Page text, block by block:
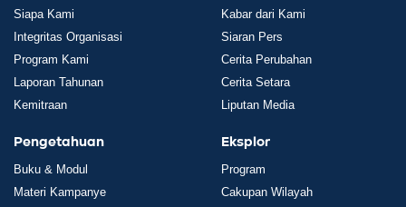
Siapa Kami
Integritas Organisasi
Program Kami
Laporan Tahunan
Kemitraan
Kabar dari Kami
Siaran Pers
Cerita Perubahan
Cerita Setara
Liputan Media
Pengetahuan
Buku & Modul
Materi Kampanye
Eksplor
Program
Cakupan Wilayah